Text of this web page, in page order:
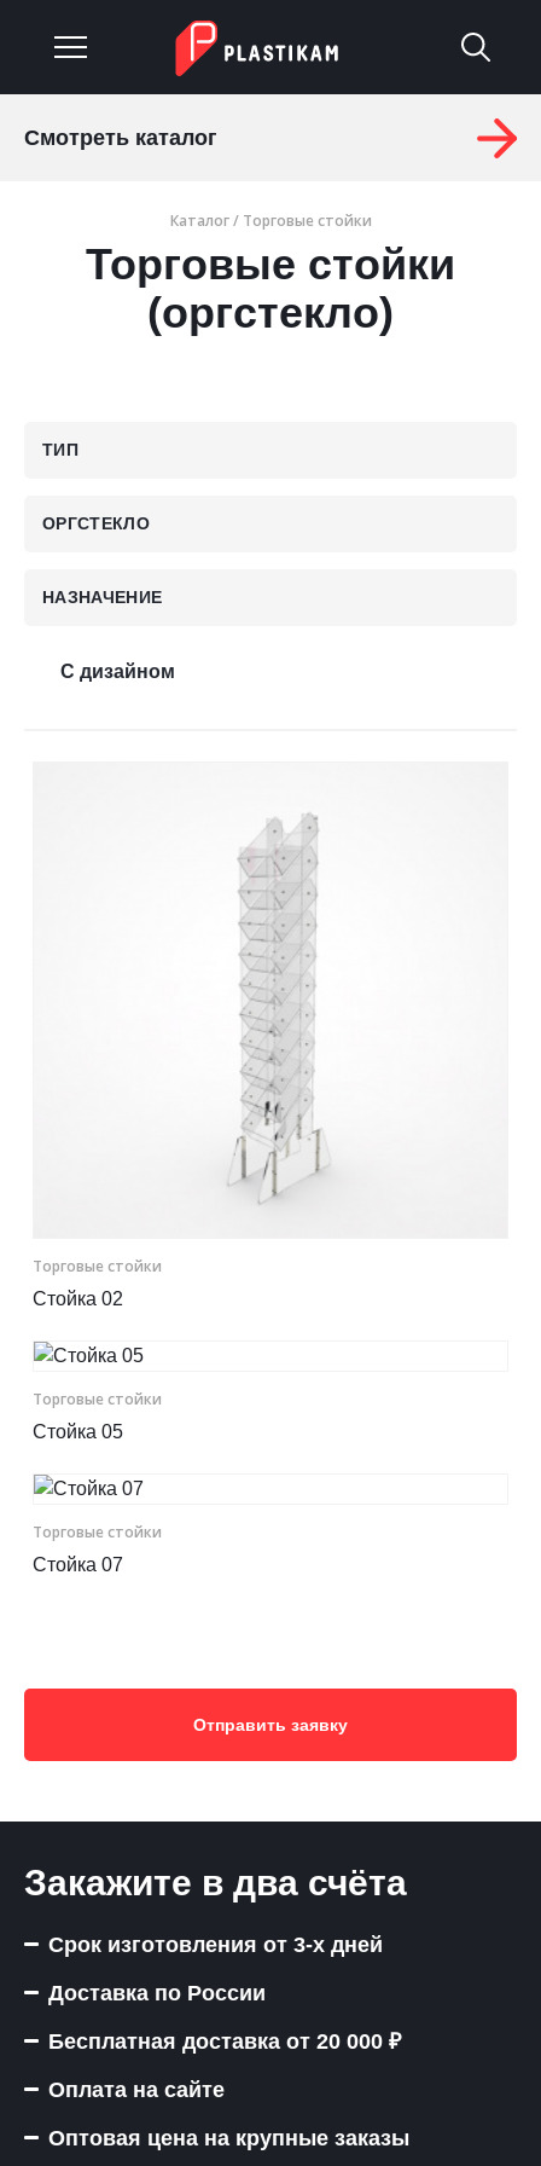
Услуги
Изделия на заказ
Оплата и доставка
Гарантия
Отправить заявку
Смотреть каталог
Каталог/ Торговые стойки
Торговые стойки
(оргстекло)
ТИП
ОРГСТЕКЛО
НАЗНАЧЕНИЕ
С дизайном
Торговые стойки
Стойка 02
Торговые стойки
Стойка 05
Торговые стойки
Стойка 07
Отправить заявку
Закажите в два счёта
Срок изготовления от 3-х дней
Доставка по России
Бесплатная доставка от 20 000 ₽
Оплата на сайте
Оптовая цена на крупные заказы